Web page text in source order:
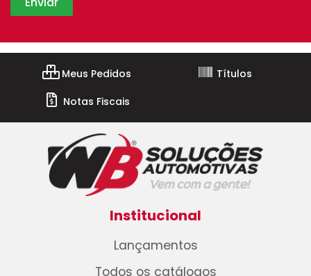
Meus Pedidos
Títulos
Notas Fiscais
Institucional
Lançamentos
Todos os catálogos